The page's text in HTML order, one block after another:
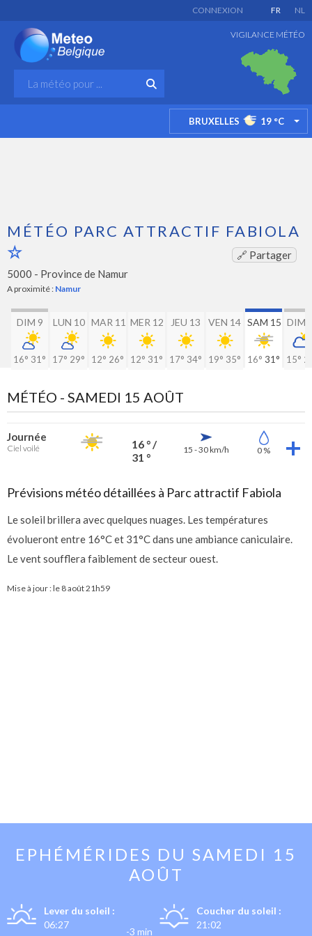
FR NL
CONNEXION
VIGILANCE MÉTÉO
BRUXELLES 19 °C
MÉTÉO PARC ATTRACTIF FABIOLA
🔗 Partager
5000 - Province de Namur
A proximité : Namur
DIM 9
16° 31°
LUN 10
17° 29°
MAR 11
12° 26°
MER 12
12° 31°
JEU 13
17° 34°
VEN 14
19° 35°
SAM 15
16° 31°
DIM
15°
MÉTÉO - SAMEDI 15 AOÛT
Journée
Ciel voilé
16 ° /
31 °
15 - 30 km/h 0 %
Prévisions météo détaillées à Parc attractif Fabiola
Le soleil brillera avec quelques nuages. Les températures
évolueront entre 16°C et 31°C dans une ambiance caniculaire.
Le vent soufflera faiblement de secteur ouest.
Mise à jour : le 8 août 21h59
EPHÉMÉRIDES DU SAMEDI 15
AOÛT
Lever du soleil :
06:27
-3 min
Coucher du soleil :
21:02